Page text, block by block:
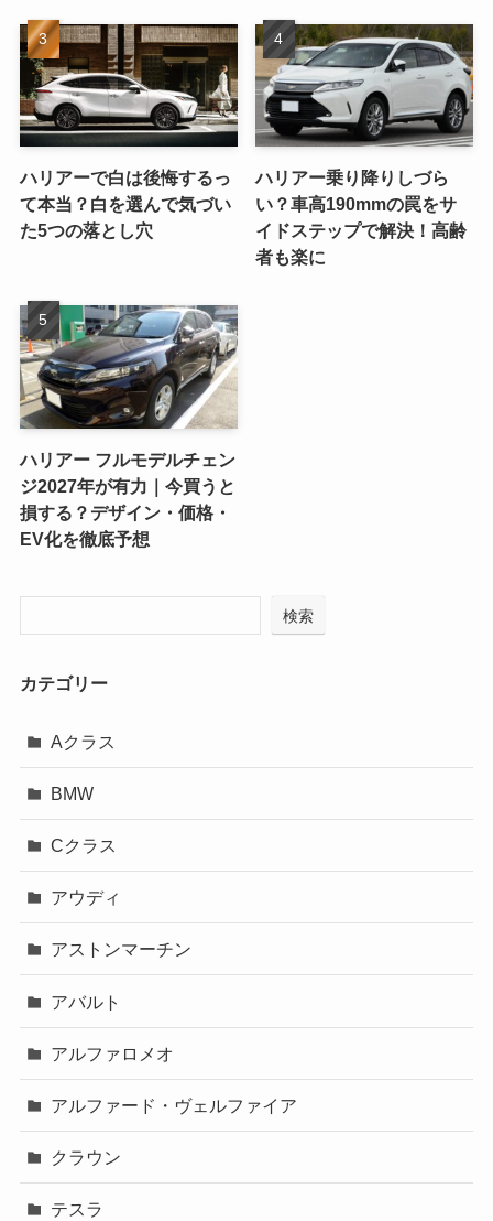
ハリアーで白は後悔するっ
て本当？白を選んで気づい
た5つの落とし穴
ハリアー乗り降りしづら
い？車高190mmの罠をサ
イドステップで解決！高齢
者も楽に
ハリアー フルモデルチェン
ジ2027年が有力｜今買うと
損する？デザイン・価格・
EV化を徹底予想
検索
カテゴリー
Aクラス
BMW
Cクラス
アウディ
アストンマーチン
アバルト
アルファロメオ
アルファード・ヴェルファイア
クラウン
テスラ